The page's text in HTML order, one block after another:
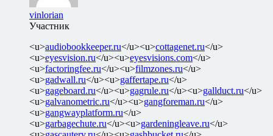
vinlorian
Участник
<u>audiobookkeeper.ru</u><u>cottagenet.ru</u>
<u>eyesvision.ru</u><u>eyesvisions.com</u>
<u>factoringfee.ru</u><u>filmzones.ru</u>
<u>gadwall.ru</u><u>gaffertape.ru</u>
<u>gageboard.ru</u><u>gagrule.ru</u><u>gallduct.ru</u>
<u>galvanometric.ru</u><u>gangforeman.ru</u>
<u>gangwayplatform.ru</u>
<u>garbagechute.ru</u><u>gardeningleave.ru</u>